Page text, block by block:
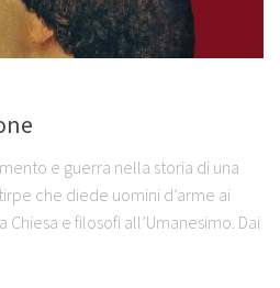
e guerra nella storia di una
che diede uomini d’arme ai
e filosofi all’Umanesimo. Dai